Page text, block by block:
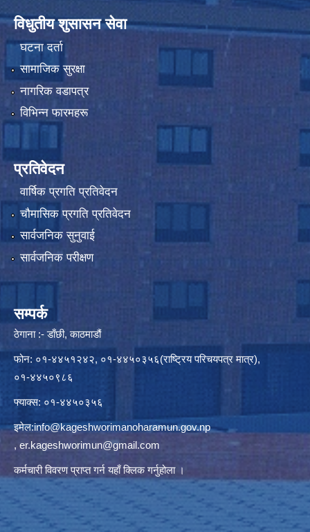
विधुतीय शुसासन सेवा
घटना दर्ता
सामाजिक सुरक्षा
नागरिक वडापत्र
विभिन्न फारमहरू
प्रतिवेदन
वार्षिक प्रगति प्रतिवेदन
चौमासिक प्रगति प्रतिवेदन
सार्वजनिक सुनुवाई
सार्वजनिक परीक्षण
सम्पर्क
ठेगाना :- डाँछी, काठमाडौं
फोन: ०१-४४५१२४२, ०१-४४५०३५६(राष्ट्रिय परिचयपत्र मात्र),
०१-४४५०९८६
फ्याक्स: ०१-४४५०३५६
इमेल:info@kageshworimanoharamun.gov.np
, er.kageshworimun@gmail.com
कर्मचारी विवरण प्राप्त गर्नयहाँ क्लिकगर्नुहोला ।